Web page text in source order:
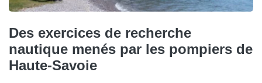
Des exercices de recherche
nautique menés par les pompiers de
Haute-Savoie